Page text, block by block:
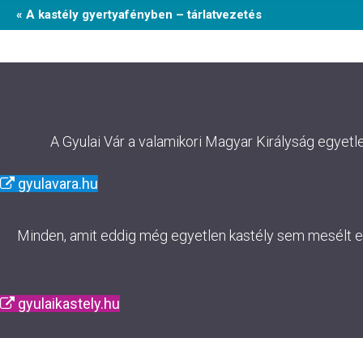
Event
« A kastély gyertyafényben – tárlatvezetés
A Gyulai Vár a valamikori Magyar Királyság
gyulavara.hu
Minden, amit eddig még egyetlen kastély sem mesélt
gyulaikastely.hu